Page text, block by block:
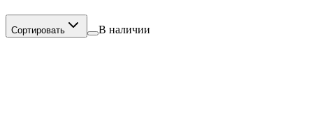
Сортировать В наличии